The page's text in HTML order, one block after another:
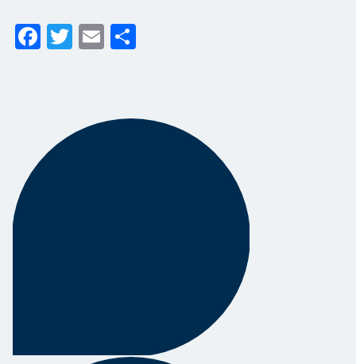
Facebook
Twitter
Email